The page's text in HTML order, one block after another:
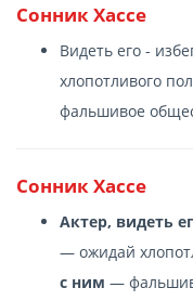
Сонник Хассе
Видеть его -
хлопотливого
фальшивое
Сонник Хассе
Актер, видеть
— ожидай
с ним —